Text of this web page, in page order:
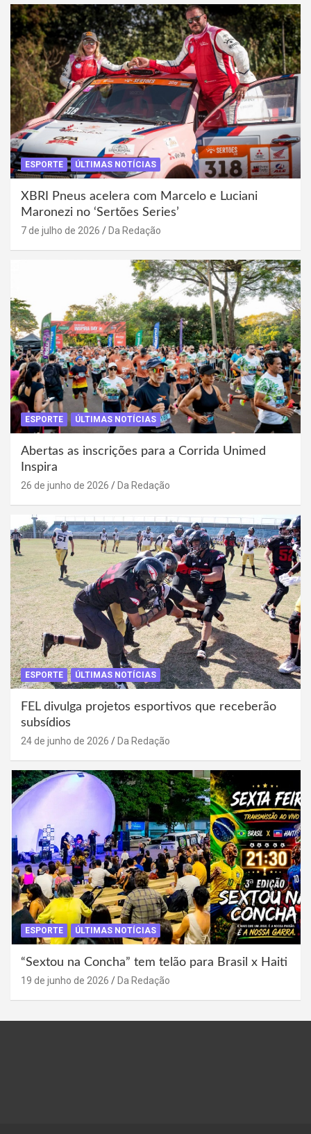
ESPORTE ÚLTIMAS NOTÍCIAS
XBRI Pneus acelera com Marcelo e Luciani
Maronezi no ‘Sertões Series’
7 de julho de 2026 Da Redação
ESPORTE ÚLTIMAS NOTÍCIAS
Abertas as inscrições para a Corrida Unimed
Inspira
26 de junho de 2026 Da Redação
ESPORTE ÚLTIMAS NOTÍCIAS
FEL divulga projetos esportivos que receberão
subsídios
24 de junho de 2026 Da Redação
ESPORTE ÚLTIMAS NOTÍCIAS
“Sextou na Concha” tem telão para Brasil x Haiti
19 de junho de 2026 Da Redação